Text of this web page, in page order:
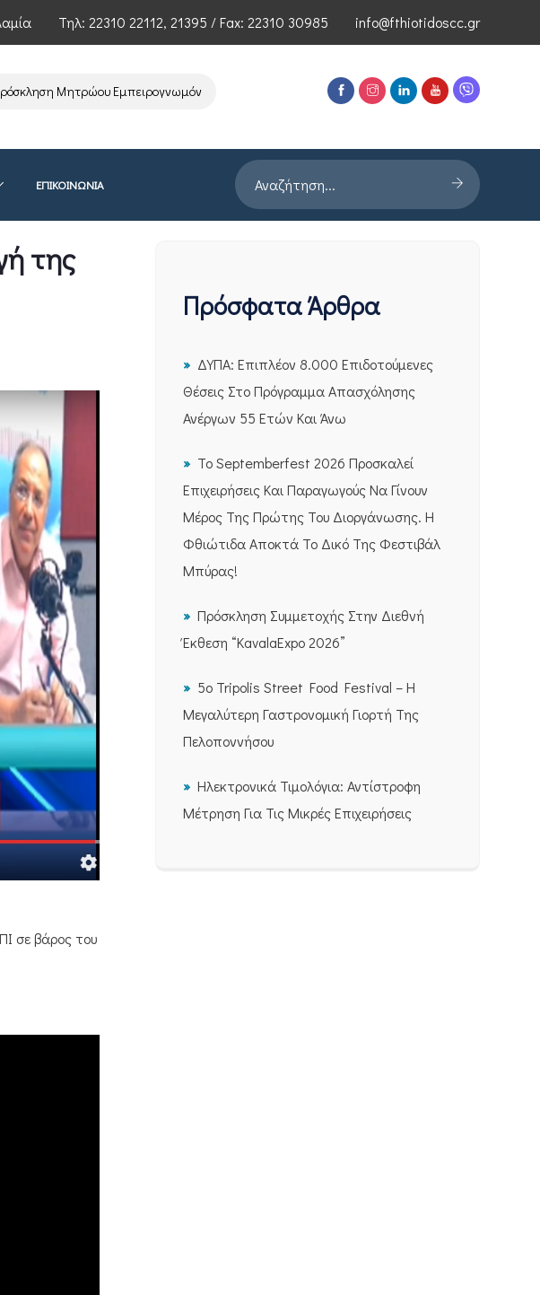
Τηλ: 22310 22112, 21395 / Fax: 22310 30985 info@fthiotidoscc.gr
Μητρώου Εμπειρογνωμόνων Τεχνολογιών Αιχμής του ΕΦΕΠΑΕ Παρουσίαση Έρευνας
ΕΠΙΚΟΙΝΩΝΊΑ
της
σε βάρος του
Πρόσφατα Άρθρα
ΔΥΠΑ: Επιπλέον 8.000 Επιδοτούμενες
Θέσεις Στο Πρόγραμμα Απασχόλησης
Ανέργων 55 Ετών Και Άνω
Το Septemberfest 2026 Προσκαλεί
Επιχειρήσεις Και Παραγωγούς Να Γίνουν
Μέρος Της Πρώτης Του Διοργάνωσης. Η
Φθιώτιδα Αποκτά Το Δικό Της Φεστιβάλ
Μπύρας!
Πρόσκληση Συμμετοχής Στην Διεθνή
Έκθεση “KavalaExpo 2026”
5ο Tripolis Street Food Festival – Η
Μεγαλύτερη Γαστρονομική Γιορτή Της
Πελοποννήσου
Ηλεκτρονικά Τιμολόγια: Αντίστροφη
Μέτρηση Για Τις Μικρές Επιχειρήσεις